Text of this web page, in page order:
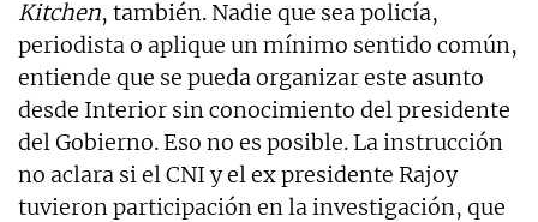
Kitchen, también. Nadie que sea policía,
periodista o aplique un mínimo sentido común,
entiende que se pueda organizar este asunto
desde Interior sin conocimiento del presidente
del Gobierno. Eso no es posible. La instrucción
no aclara si el CNI y el ex presidente Rajoy
tuvieron participación en la investigación, que